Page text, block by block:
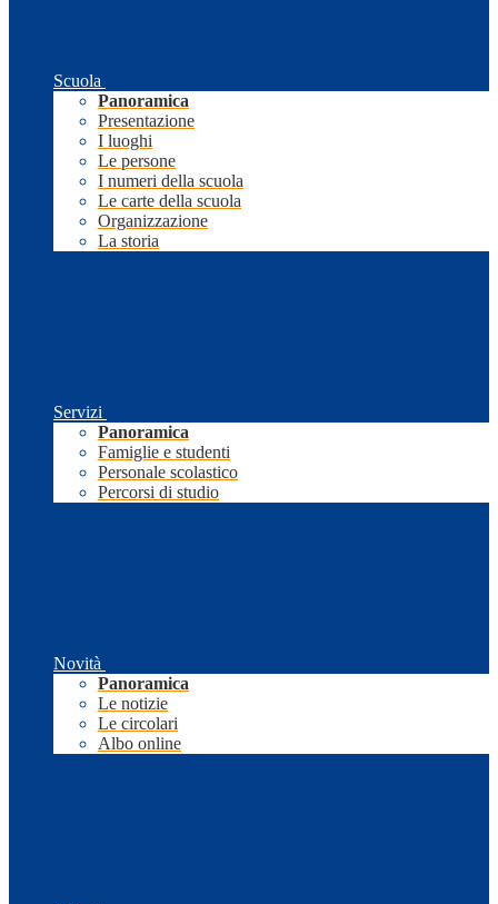
Scuola
Panoramica
Presentazione
I luoghi
Le persone
I numeri della scuola
Le carte della scuola
Organizzazione
La storia
Servizi
Panoramica
Famiglie e studenti
Personale scolastico
Percorsi di studio
Novità
Panoramica
Le notizie
Le circolari
Albo online